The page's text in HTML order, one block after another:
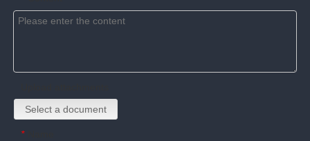
Select a document
*